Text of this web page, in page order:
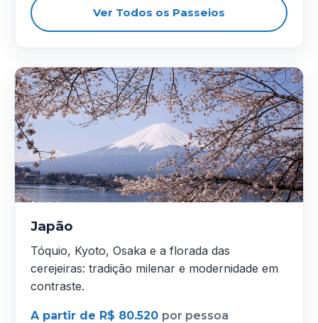
Ver Todos os Passeios
Japão
Tóquio, Kyoto, Osaka e a florada das
cerejeiras: tradição milenar e modernidade em
contraste.
A partir de R$ 80.520 por pessoa